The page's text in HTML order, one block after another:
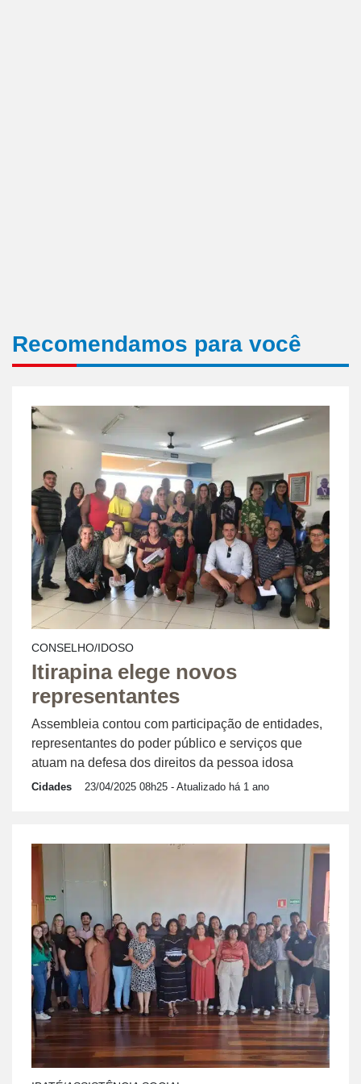
Recomendamos para você
CONSELHO/IDOSO
Itirapina elege novos
representantes
Assembleia contou com participação de entidades,
representantes do poder público e serviços que
atuam na defesa dos direitos da pessoa idosa
Cidades 23/04/2025 08h25 - Atualizado há 1 ano